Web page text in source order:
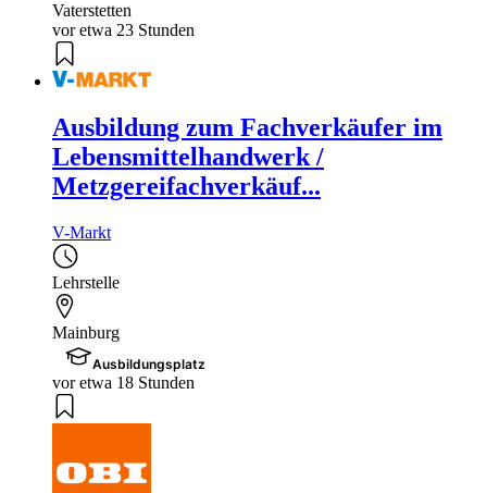
Vaterstetten
vor etwa 23 Stunden
Ausbildung zum Fachverkäufer im
Lebensmittelhandwerk /
Metzgereifachverkäuf...
V-Markt
Lehrstelle
Mainburg
Ausbildungsplatz
vor etwa 18 Stunden